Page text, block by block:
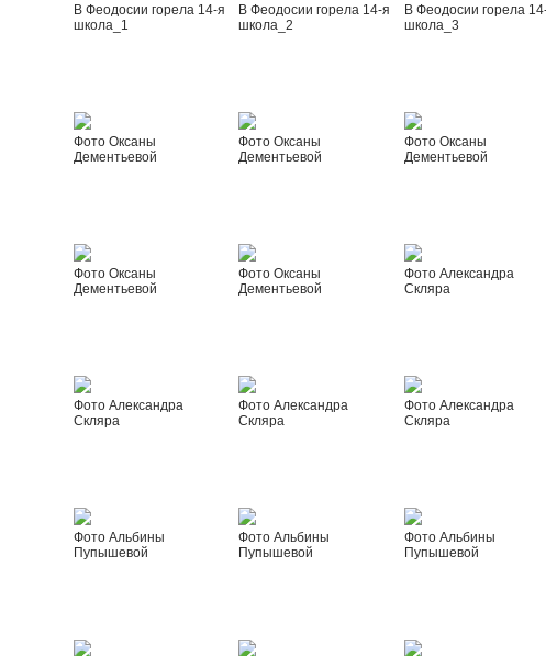
В Феодосии горела 14-я
школа_1
В Феодосии горела 14-я
школа_2
В Феодосии горела
школа_3
Фото Оксаны
Дементьевой
Фото Оксаны
Дементьевой
Фото Оксаны
Дементьевой
Фото Оксаны
Дементьевой
Фото Оксаны
Дементьевой
Фото Александра
Скляра
Фото Александра
Скляра
Фото Александра
Скляра
Фото Александра
Скляра
Фото Альбины
Пупышевой
Фото Альбины
Пупышевой
Фото Альбины
Пупышевой